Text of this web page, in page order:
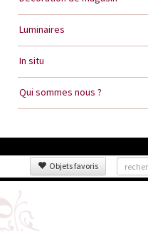
Luminaires
In situ
Qui sommes nous ?
Objets favoris